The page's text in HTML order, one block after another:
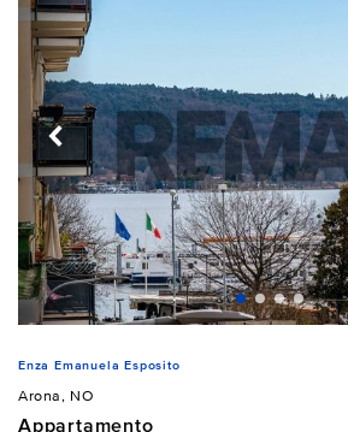
Enza Emanuela Esposito
Arona, NO
Appartamento